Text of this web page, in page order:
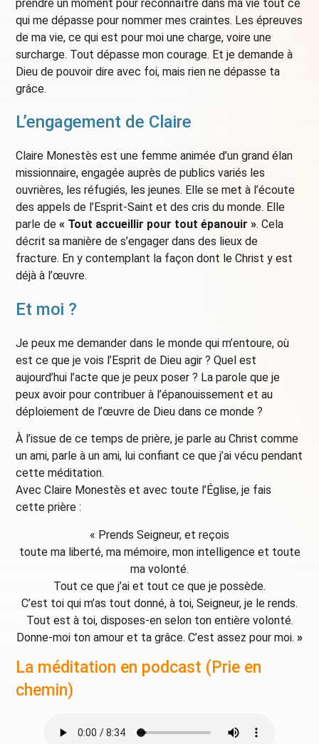
prendre un moment pour reconnaître dans ma vie tout ce
qui me dépasse pour nommer mes craintes. Les épreuves
de ma vie, ce qui est pour moi une charge, voire une
surcharge. Tout dépasse mon courage. Et je demande à
Dieu de pouvoir dire avec foi, mais rien ne dépasse ta
grâce.
L’engagement de Claire
Claire Monestès est une femme animée d’un grand élan
missionnaire, engagée auprès de publics variés les
ouvrières, les réfugiés, les jeunes. Elle se met à l’écoute
des appels de l’Esprit-Saint et des cris du monde. Elle
parle de« Tout accueillir pour tout épanouir ». Cela
décrit sa manière de s’engager dans des lieux de
fracture. En y contemplant la façon dont le Christ y est
déjà à l’œuvre.
Et moi ?
Je peux me demander dans le monde qui m’entoure, où
est ce que je vois l’Esprit de Dieu agir ? Quel est
aujourd’hui l’acte que je peux poser ? La parole que je
peux avoir pour contribuer à l’épanouissement et au
déploiement de l’œuvre de Dieu dans ce monde ?
À l’issue de ce temps de prière, je parle au Christ comme
un ami, parle à un ami, lui confiant ce que j’ai vécu pendant
cette méditation.
Avec Claire Monestès et avec toute l’Église, je fais
cette prière :
« Prends Seigneur, et reçois
toute ma liberté, ma mémoire, mon intelligence et toute
ma volonté.
Tout ce que j’ai et tout ce que je possède.
C’est toi qui m’as tout donné, à toi, Seigneur, je le rends.
Tout est à toi, disposes-en selon ton entière volonté.
Donne-moi ton amour et ta grâce. C’est assez pour moi. »
La méditation en podcast (Prie en
chemin)